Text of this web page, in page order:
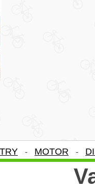
- MOTOR -